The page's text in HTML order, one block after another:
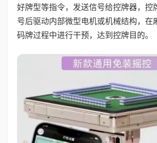
好牌型等指令，发送信号给控牌器，控
号后驱动内部微型电机或机械结构，在
码牌过程中进行干预，达到控牌目的。